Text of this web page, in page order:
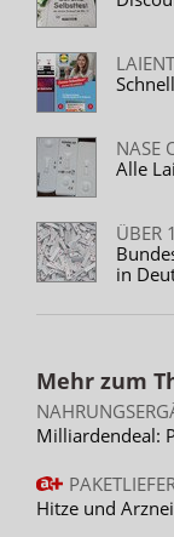
NASE
Alle
ÜBER
in
Mehr zum
Milliardendeal:
Hitze und